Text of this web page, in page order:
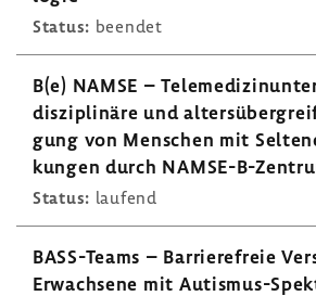
Status: beendet
B(e) NAMSE –
dis­zi­pli­näre und
gung von Menschen mit
kungen durch NAMSE-​B-
Status: laufend
BASS-​Teams – Barrie­re­freie
Erwach­sene mit Autismus-​